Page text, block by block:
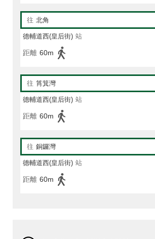
往 北角
德輔道西(皇后街) 站
距離 60m
往 筲箕灣
德輔道西(皇后街) 站
距離 60m
往 銅鑼灣
德輔道西(皇后街) 站
距離 60m